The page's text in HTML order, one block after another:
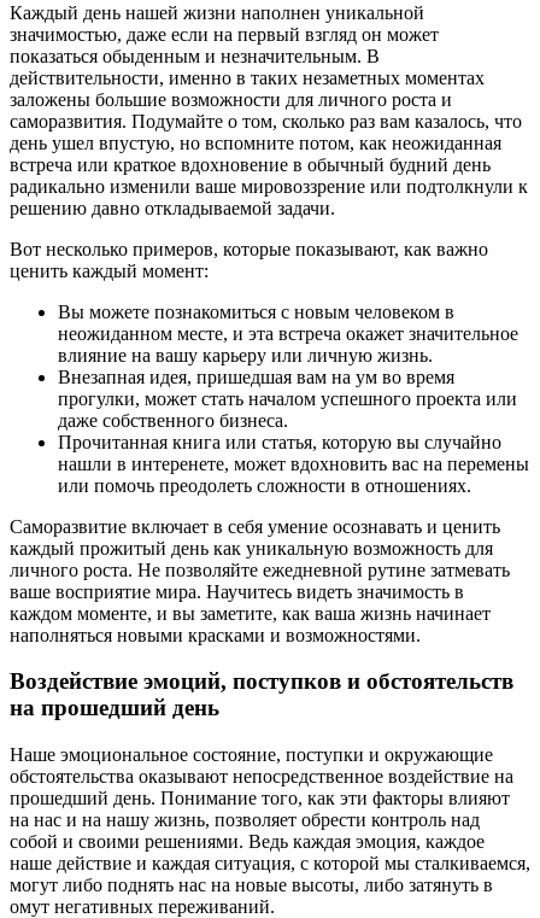
Каждый день нашей жизни наполнен уникальной
значимостью, даже если на первый взгляд он может
показаться обыденным и незначительным. В
действительности, именно в таких незаметных моментах
заложены большие возможности для личного роста и
саморазвития. Подумайте о том, сколько раз вам казалось, что
день ушел впустую, но вспомните потом, как неожиданная
встреча или краткое вдохновение в обычный будний день
радикально изменили ваше мировоззрение или подтолкнули к
решению давно откладываемой задачи.
Вот несколько примеров, которые показывают, как важно
ценить каждый момент:
Вы можете познакомиться с новым человеком в
неожиданном месте, и эта встреча окажет значительное
влияние на вашу карьеру или личную жизнь.
Внезапная идея, пришедшая вам на ум во время
прогулки, может стать началом успешного проекта или
даже собственного бизнеса.
Прочитанная книга или статья, которую вы случайно
нашли в интеренете, может вдохновить вас на перемены
или помочь преодолеть сложности в отношениях.
Саморазвитие включает в себя умение осознавать и ценить
каждый прожитый день как уникальную возможность для
личного роста. Не позволяйте ежедневной рутине затмевать
ваше восприятие мира. Научитесь видеть значимость в
каждом моменте, и вы заметите, как ваша жизнь начинает
наполняться новыми красками и возможностями.
Воздействие эмоций, поступков и обстоятельств
на прошедший день
Наше эмоциональное состояние, поступки и окружающие
обстоятельства оказывают непосредственное воздействие на
прошедший день. Понимание того, как эти факторы влияют
на нас и на нашу жизнь, позволяет обрести контроль над
собой и своими решениями. Ведь каждая эмоция, каждое
наше действие и каждая ситуация, с которой мы сталкиваемся,
могут либо поднять нас на новые высоты, либо затянуть в
омут негативных переживаний.